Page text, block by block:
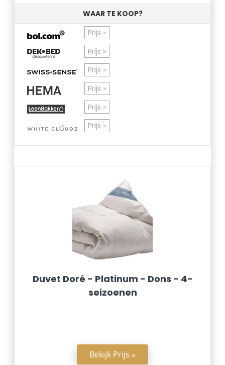
WAAR TE KOOP?
Prijs »
Prijs »
Prijs »
Prijs »
Prijs »
Prijs »
Duvet Doré - Platinum - Dons - 4-
seizoenen
Bekijk Prijs »